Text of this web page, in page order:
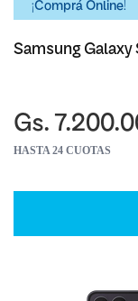
¡Comprá Online!
Samsung Galaxy
Gs.
HASTA 24 CUOTAS